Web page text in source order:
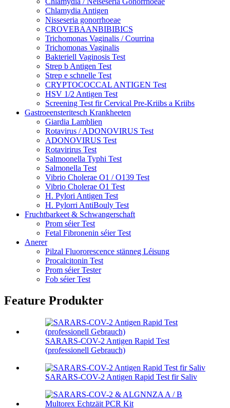
Chlamydia Antigen
Nisseseria gonorrhoeae
CROVEBAANBIBIBICS
Trichomonas Vaginalis / Courrina
Trichomonas Vaginalis
Bakteriell Vaginosis Test
Strep b Antigen Test
Strep e schnelle Test
CRYPTOCOCCAL ANTIGEN Test
HSV 1/2 Antigen Test
Screening Test fir Cervical Pre-Kriibs a Kriibs
Gastroeensteritesch Krankheeten
Giardia Lamblien
Rotavirus / ADONOVIRUS Test
ADONOVIRUS Test
Rotavirirus Test
Salmoonella Typhi Test
Salmonella Test
Vibrio Cholerae O1 / O139 Test
Vibrio Cholerae O1 Test
H. Pylori Antigen Test
H. Pylorri AntiBouly Test
Fruchtbarkeet & Schwangerschaft
Prom séier Test
Fetal Fibronenin séier Test
Anerer
Pilzal Fluororescence stänneg Léisung
Procalcitonin Test
Prom séier Tester
Fob séier Test
Feature Produkter
SARARS-COV-2 Antigen Rapid Test
(professionell Gebrauch)
SARARS-COV-2 Antigen Rapid Test fir Saliv